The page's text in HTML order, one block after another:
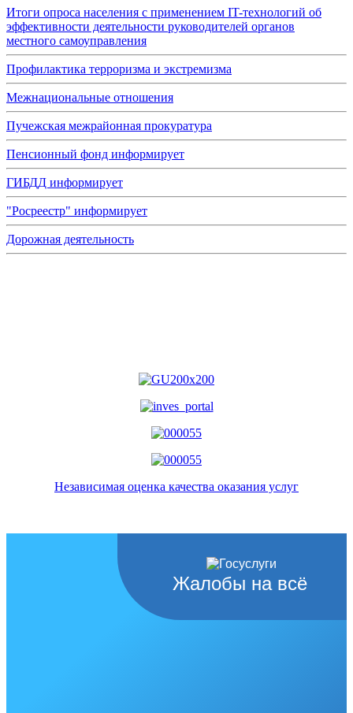
Итоги опроса населения с применением IT-технологий об
эффективности деятельности руководителей органов
местного самоуправления
Профилактика терроризма и экстремизма
Межнациональные отношения
Пучежская межрайонная прокуратура
Пенсионный фонд информирует
ГИБДД информирует
"Росреестр" информирует
Дорожная деятельность
Независимая оценка качества оказания услуг
Жалобы на всё